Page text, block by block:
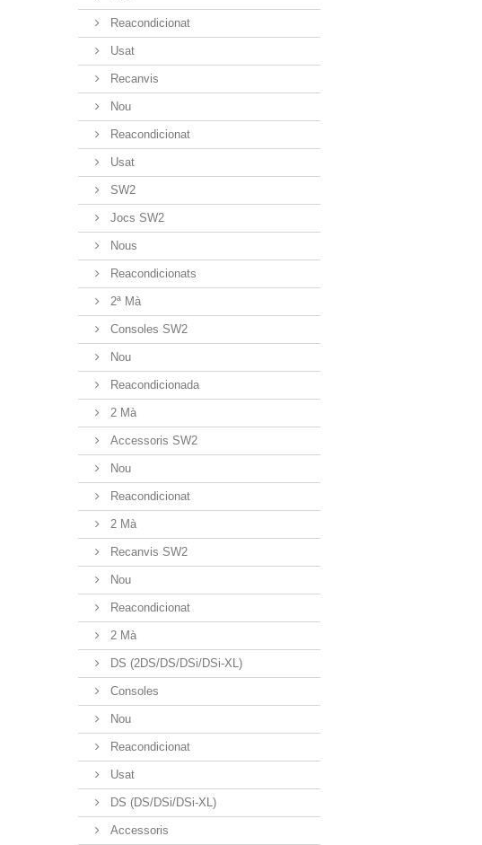
Reacondicionat
Usat
Recanvis
Nou
Reacondicionat
Usat
SW2
Jocs SW2
Nous
Reacondicionats
2ª Mà
Consoles SW2
Nou
Reacondicionada
2 Mà
Accessoris SW2
Nou
Reacondicionat
2 Mà
Recanvis SW2
Nou
Reacondicionat
2 Mà
DS (2DS/DS/DSi/DSi-XL)
Consoles
Nou
Reacondicionat
Usat
DS (DS/DSi/DSi-XL)
Accessoris